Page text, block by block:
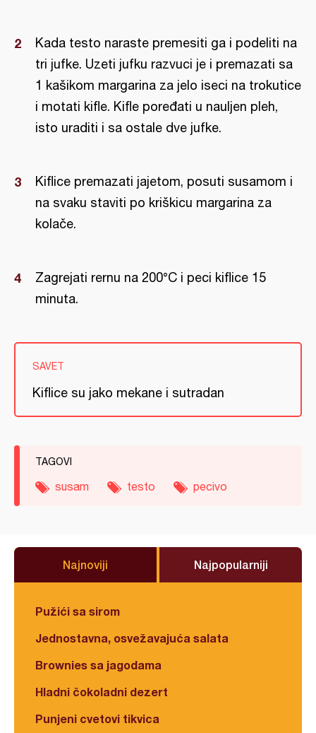
Kada testo naraste premesiti ga i podeliti na
tri jufke. Uzeti jufku razvuci je i premazati sa
1 kašikom margarina za jelo iseci na trokutice
i motati kifle. Kifle poređati u nauljen pleh,
isto uraditi i sa ostale dve jufke.
Kiflice premazati jajetom, posuti susamom i
na svaku staviti po kriškicu margarina za
kolače.
Zagrejati rernu na 200°C i peci kiflice 15
minuta.
SAVET
Kiflice su jako mekane i sutradan
TAGOVI
susam testo pecivo
Najnoviji Najpopularniji
Pužići sa sirom
Jednostavna, osvežavajuća salata
Brownies sa jagodama
Hladni čokoladni dezert
Punjeni cvetovi tikvica